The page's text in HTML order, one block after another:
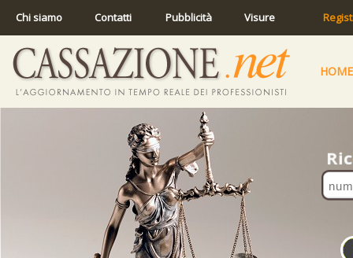
Chi siamo Contatti Pubblicità Visure
HOME